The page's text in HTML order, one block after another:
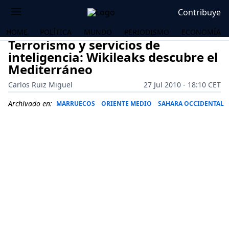
Contribuye
HOME POLÍTICA MUNDO PERIODISMO ECONOMÍA
Terrorismo y servicios de
inteligencia: Wikileaks descubre el
Mediterráneo
Carlos Ruiz Miguel
27 Jul 2010 - 18:10 CET
Archivado en: MARRUECOS ORIENTE MEDIO SAHARA OCCIDENTAL